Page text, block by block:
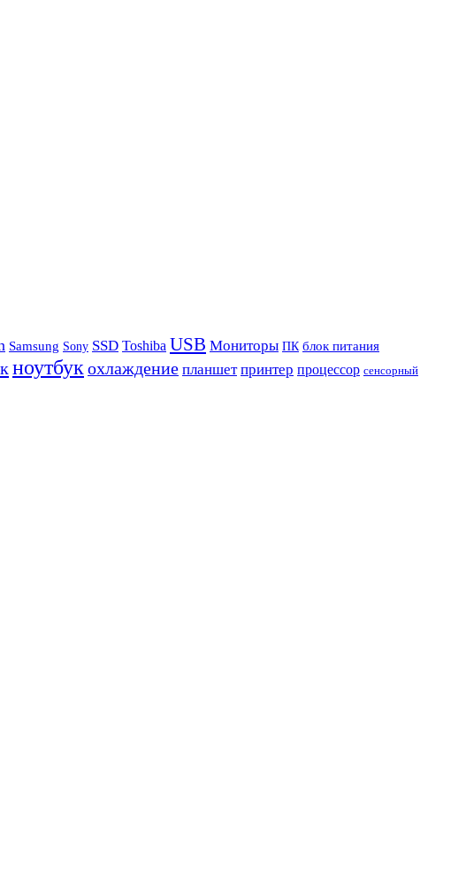
Samsung Sony SSD Toshiba USB Мониторы ПК блок питания
ноутбук охлаждение планшет принтер процессор сенсорный